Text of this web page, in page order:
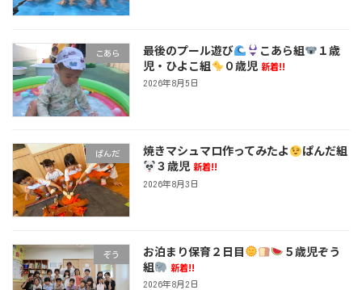
こあら 最後のプール遊び こあら組
１歳
児・ひよこ組
０歳児 新着!!
2026年8月5日
ぱんだ 焼きマシュマロ作ってみたよ
ぱんだ組
３歳児 新着!!
2026年8月3日
ぞう お泊まり保育２日目
５歳児ぞう
組
新着!!
2026年8月2日